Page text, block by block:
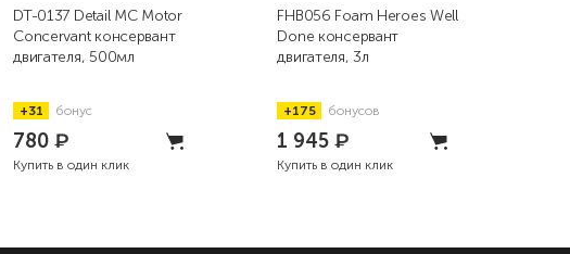
DT-0137 Detail MC Motor
Concervant консервант
двигателя, 500мл
+31 бонус
780₽
Купить в один клик
FHB056 Foam Heroes Well
Done консервант
двигателя, 3л
+175 бонусов
1 945₽
Купить в один клик